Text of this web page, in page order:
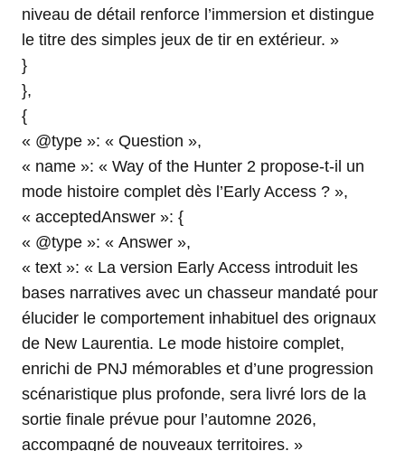
niveau de détail renforce l’immersion et distingue
le titre des simples jeux de tir en extérieur. »
}
},
{
« @type »: « Question »,
« name »: « Way of the Hunter 2 propose-t-il un
mode histoire complet dès l’Early Access ? »,
« acceptedAnswer »: {
« @type »: « Answer »,
« text »: « La version Early Access introduit les
bases narratives avec un chasseur mandaté pour
élucider le comportement inhabituel des orignaux
de New Laurentia. Le mode histoire complet,
enrichi de PNJ mémorables et d’une progression
scénaristique plus profonde, sera livré lors de la
sortie finale prévue pour l’automne 2026,
accompagné de nouveaux territoires. »